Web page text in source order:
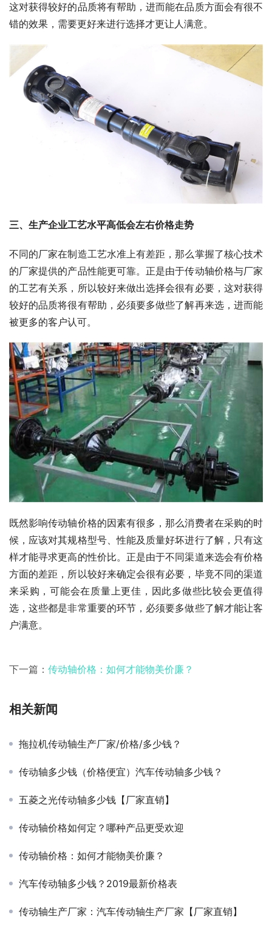
这对获得较好的品质将有帮助，进而能在品质方面会有很不
错的效果，需要更好来进行选择才更让人满意。
三、生产企业工艺水平高低会左右价格走势
不同的厂家在制造工艺水准上有差距，那么掌握了核心技术
的厂家提供的产品性能更可靠。正是由于传动轴价格与厂家
的工艺有关系，所以较好来做出选择会很有必要，这对获得
较好的品质将很有帮助，必须要多做些了解再来选，进而能
被更多的客户认可。
既然影响传动轴价格的因素有很多，那么消费者在采购的时
候，应该对其规格型号、性能及质量好坏进行了解，只有这
样才能寻求更高的性价比。正是由于不同渠道来选会有价格
方面的差距，所以较好来确定会很有必要，毕竟不同的渠道
来采购，可能会在质量上更佳，因此多做些比较会更值得
选，这些都是非常重要的环节，必须要多做些了解才能让客
户满意。
下一篇： 传动轴价格：如何才能物美价廉？
相关新闻
拖拉机传动轴生产厂家/价格/多少钱？
传动轴多少钱（价格便宜）汽车传动轴多少钱？
五菱之光传动轴多少钱【厂家直销】
传动轴价格如何定？哪种产品更受欢迎
传动轴价格：如何才能物美价廉？
汽车传动轴多少钱？2019最新价格表
传动轴生产厂家：汽车传动轴生产厂家【厂家直销】